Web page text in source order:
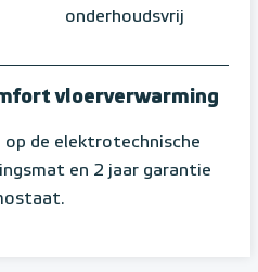
onderhoudsvrij
vloerverwarming
de elektrotechnische
en 2 jaar garantie